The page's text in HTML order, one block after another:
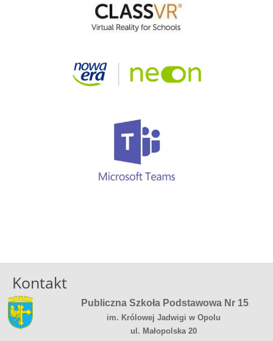
Kontakt
Publiczna Szkoła Podstawowa Nr 15
im. Królowej Jadwigi w Opolu
ul. Małopolska 20